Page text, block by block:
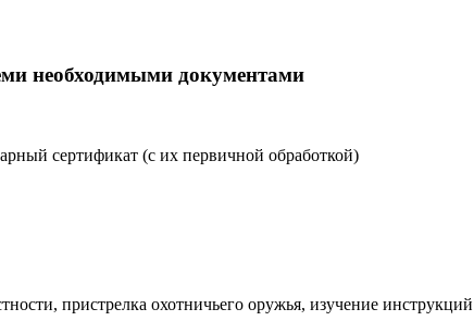
необходимыми документами
сертификат (с их первичной обработкой)
пристрелка охотничьего оружья, изучение